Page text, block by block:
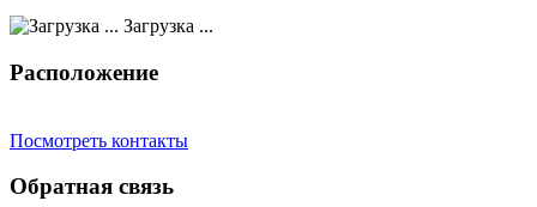
Загрузка ...
Расположение
Посмотреть контакты
Обратная связь